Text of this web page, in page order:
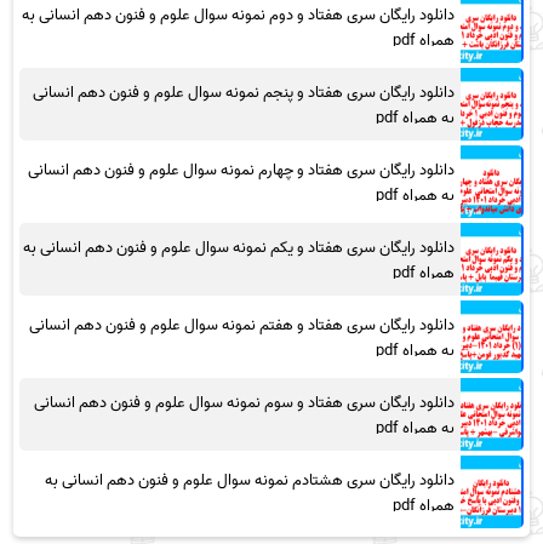
دانلود رایگان سری هفتاد و دوم نمونه سوال علوم و فنون دهم انسانی به
همراه pdf
دانلود رایگان سری هفتاد و پنجم نمونه سوال علوم و فنون دهم انسانی
به همراه pdf
دانلود رایگان سری هفتاد و چهارم نمونه سوال علوم و فنون دهم انسانی
به همراه pdf
دانلود رایگان سری هفتاد و یکم نمونه سوال علوم و فنون دهم انسانی به
همراه pdf
دانلود رایگان سری هفتاد و هفتم نمونه سوال علوم و فنون دهم انسانی
به همراه pdf
دانلود رایگان سری هفتاد و سوم نمونه سوال علوم و فنون دهم انسانی
به همراه pdf
دانلود رایگان سری هشتادم نمونه سوال علوم و فنون دهم انسانی به
همراه pdf